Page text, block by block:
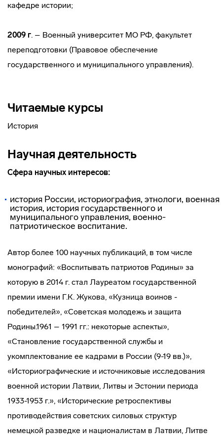
кафедре истории;
2009 г. – Военный университет МО РФ, факультет
переподготовки (Правовое обеспечение
государственного и муниципального управления).
Читаемые курсы
История
Научная деятельность
Сфера научных интересов:
история России, историография, этнологи, военная
история, история государственного и
муниципального управления, военно-
патриотическое воспитание.
Автор более 100 научных публикаций, в том числе
монографий: «Воспитывать патриотов Родины» за
которую в 2014 г. стал Лауреатом государственной
премии имени Г.К. Жукова, «Кузница воинов -
победителей», «Советская молодежь и защита
Родины.1961 – 1991 гг.: некоторые аспекты»,
«Становление государственной службы и
укомплектование ее кадрами в России (9-19 вв.)»,
«Историографические и источниковые исследования
военной истории Латвии, Литвы и Эстонии периода
1933-1953 г.», «Исторические ретроспективы
противодействия советских силовых структур
немецкой разведке и националистам в Латвии, Литве